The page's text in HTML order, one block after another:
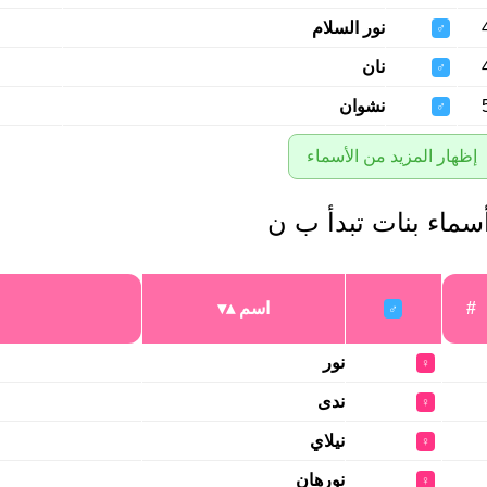
♂ نور السلام
♂ نان
♂ نشوان
إظهار المزيد من الأسماء
أسماء بنات تبدأ ب ن
#
♂ اسم
♀ نور
♀ ندى
♀ نيلاي
♀ نورهان